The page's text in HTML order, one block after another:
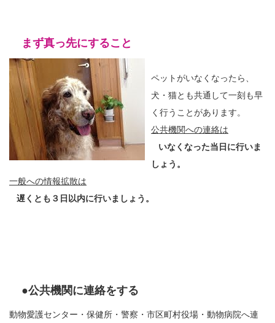
まず真っ先にすること
ペットがいなくなったら、
犬・猫とも共通して一刻も早
く行うことがあります。
公共機関への連絡は
いなくなった当日に行いま
しょう。
一般への情報拡散は
遅くとも３日以内に行いましょう。
●公共機関に連絡をする
動物愛護センター・保健所・警察・市区町村役場・動物病院へ連